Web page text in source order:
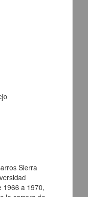
Madero en la que
Sierra
1966 a 1970,